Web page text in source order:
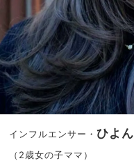
インフルエンサー・ ひよん
（2歳女の子ママ）